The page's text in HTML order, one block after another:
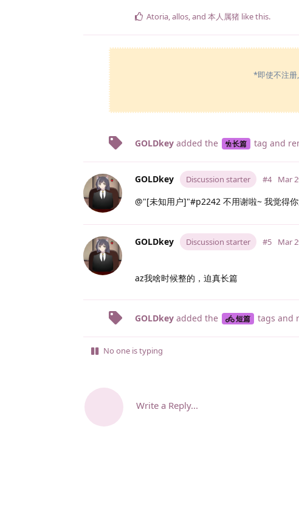
Atoria,allos, and 本人属猪 like this.
*即使不注册
GOLDkey added the 长篇 tag and
GOLDkey Discussion starter #4 Mar
@"[未知用户]"#p2242 不用谢啦~ 我觉得
GOLDkey Discussion starter #5 Mar
az我啥时候整的，迫真长篇
GOLDkey added the 短篇 tags and
No one is typing
Write a Reply...